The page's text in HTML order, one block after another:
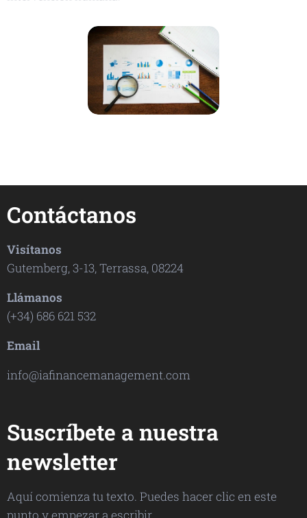
Contáctanos
Visítanos
Gutemberg, 3-13, Terrassa, 08224
Llámanos
(+34) 686 621 532
Email
info@iafinancemanagement.com
Suscríbete a nuestra
newsletter
Aquí comienza tu texto. Puedes hacer clic en este